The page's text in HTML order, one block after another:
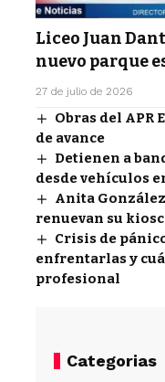
Liceo Juan
nuevo parque
27 de julio de 2026
Obras del APR
de avance
Detienen a
desde vehículos
Anita
renuevan su
Crisis de
enfrentarlas y
profesional
Categorias